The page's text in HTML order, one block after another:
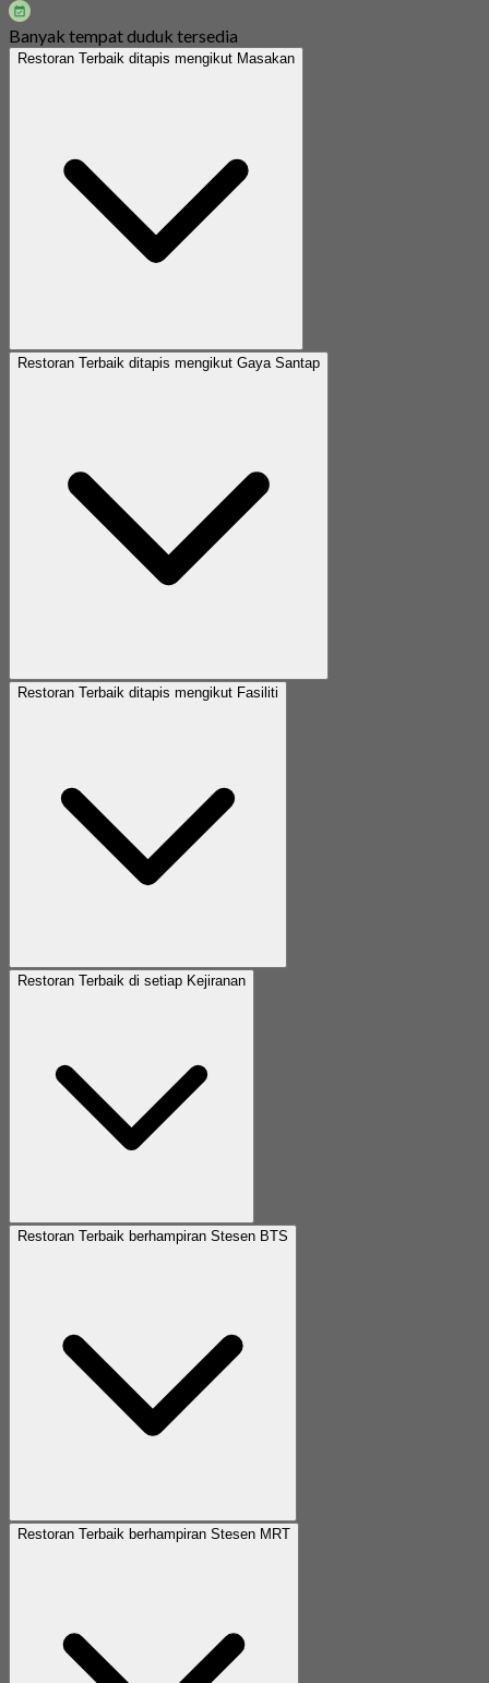
Banyak tempat duduk tersedia
Restoran Terbaik ditapis mengikut Masakan
Restoran Terbaik ditapis mengikut Gaya Santap
Restoran Terbaik ditapis mengikut Fasiliti
Restoran Terbaik di setiap Kejiranan
Restoran Terbaik berhampiran Stesen BTS
Restoran Terbaik berhampiran Stesen MRT